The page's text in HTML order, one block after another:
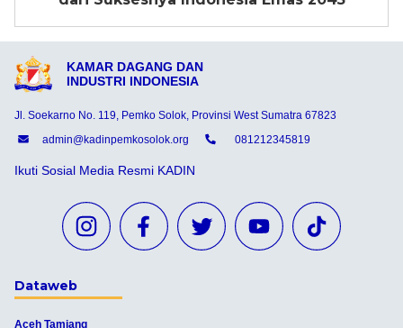
KAMAR DAGANG DAN
INDUSTRI INDONESIA
Jl. Soekarno No. 119, Pemko Solok, Provinsi West Sumatra 67823
admin@kadinpemkosolok.org
081212345819
Ikuti Sosial Media Resmi KADIN
Dataweb
Aceh Tamiang